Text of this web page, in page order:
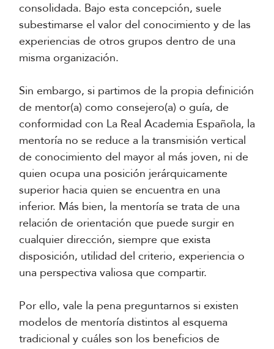
consolidada. Bajo esta concepción, suele
subestimarse el valor del conocimiento y de las
experiencias de otros grupos dentro de una
misma organización.
Sin embargo, si partimos de la propia definición
de mentor(a) como consejero(a) o guía, de
conformidad con La Real Academia Española, la
mentoría no se reduce a la transmisión vertical
de conocimiento del mayor al más joven, ni de
quien ocupa una posición jerárquicamente
superior hacia quien se encuentra en una
inferior. Más bien, la mentoría se trata de una
relación de orientación que puede surgir en
cualquier dirección, siempre que exista
disposición, utilidad del criterio, experiencia o
una perspectiva valiosa que compartir.
Por ello, vale la pena preguntarnos si existen
modelos de mentoría distintos al esquema
tradicional y cuáles son los beneficios de